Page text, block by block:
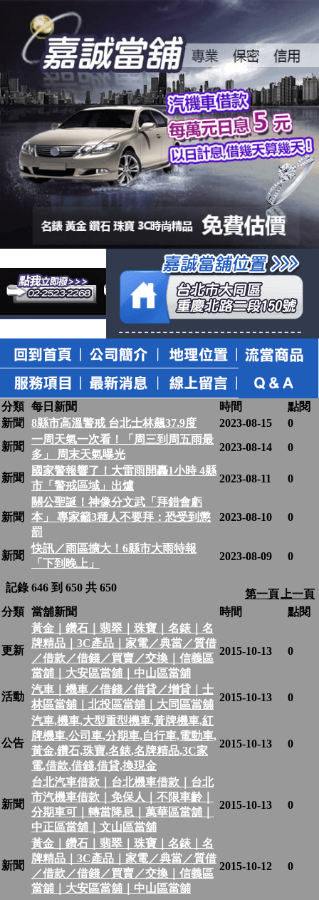
分類 每日新聞 時間
點閱
新聞
8縣市高溫警戒 台北士林飆37.9度 2023-08-15
0
新聞
一周天氣一次看！「周三到周五雨最
多」 周末天氣曝光
2023-08-14 0
新聞
國家警報響了！大雷雨開轟1小時 4縣
市「警戒區域」出爐
2023-08-11 0
新聞
關公聖誕！神像分文武「拜錯會虧
本」 專家籲3種人不要拜：恐受到懲
罰
2023-08-10 0
新聞
快訊／雨區擴大！6縣市大雨特報
「下到晚上」
2023-08-09 0
記錄 646 到 650 共 650
第一頁
上一頁
分類 當舖新聞 時間 點閱
更新
黃金｜鑽石｜翡翠｜珠寶｜名錶｜名
牌精品｜3C產品｜家電／典當／質借
／借款／借錢／買賣／交換｜信義區
當舖｜大安區當舖｜中山區當舖
2015-10-13 0
活動
汽車｜機車／借錢／借貸／增貸｜士
林區當舖｜北投區當舖｜大同區當舖
2015-10-13 0
公告
汽車,機車,大型重型機車,黃牌機車,紅
牌機車,公司車,分期車,自行車,電動車,
黃金,鑽石,珠寶,名錶,名牌精品,3C家
電,借款,借錢,借貸,換現金
2015-10-13 0
新聞
台北汽車借款｜台北機車借款｜台北
市汽機車借款｜免保人｜不限車齡｜
分期車可｜轉當降息｜萬華區當舖｜
中正區當舖｜文山區當舖
2015-10-13 0
新聞
黃金｜鑽石｜翡翠｜珠寶｜名錶｜名
牌精品｜3C產品｜家電／典當／質借
／借款／借錢／買賣／交換｜信義區
當舖｜大安區當舖｜中山區當舖
2015-10-12 0